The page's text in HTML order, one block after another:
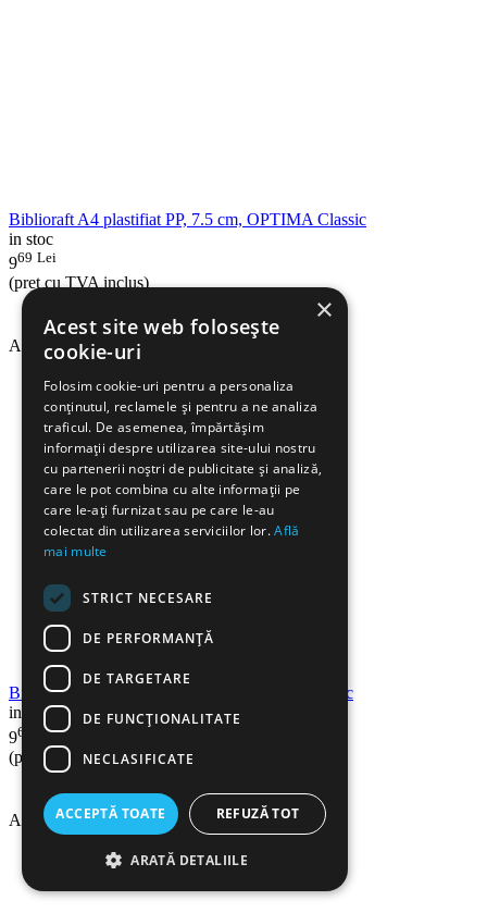
Biblioraft A4 plastifiat PP, 7.5 cm, OPTIMA Classic
in stoc
969 Lei
(pret cu TVA inclus)
Adauga in cos
Biblioraft A4 plastifiat PP, 5 cm, OPTIMA Classic
in stoc
969 Lei
(pret cu TVA inclus)
Adauga in cos
×
Acest site web folosește
cookie-uri
Folosim cookie-uri pentru a personaliza
conținutul, reclamele și pentru a ne analiza
traficul. De asemenea, împărtășim
informații despre utilizarea site-ului nostru
cu partenerii noștri de publicitate și analiză,
care le pot combina cu alte informații pe
care le-ați furnizat sau pe care le-au
colectat din utilizarea serviciilor lor.Află
mai multe
STRICT NECESARE
DE PERFORMANȚĂ
DE TARGETARE
DE FUNCŢIONALITATE
NECLASIFICATE
ACCEPTĂ TOATE REFUZĂ TOT
ARATĂ DETALIILE